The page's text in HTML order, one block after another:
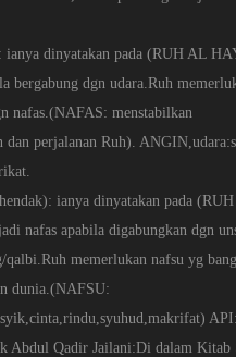
dinyatakan pada (RUH AL
bergabung dgn udara.Ruh
nafas.(NAFAS: menstabilkan
dan perjalanan Ruh).
ianya dinyatakan pada
nafas apabila digabungkan dgn
memerlukan nafsu yg
dunia.(NAFSU:
Abdul Qadir Jailani:Di dalam Kitab